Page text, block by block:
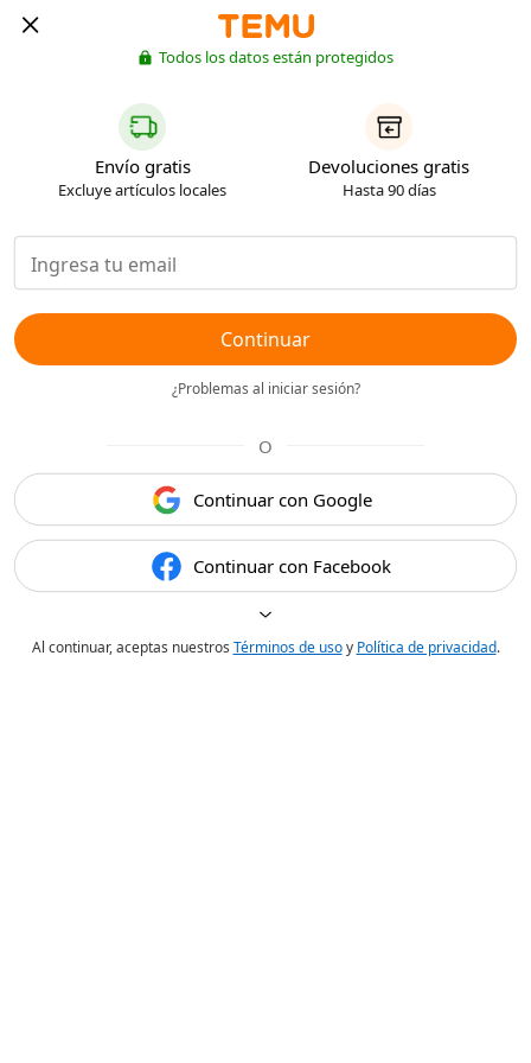
Todos los datos están protegidos
Envío gratis
Excluye artículos locales
Devoluciones gratis
Hasta 90 días
Continuar
¿Problemas al iniciar sesión?
O
Continuar con Google
Continuar con Facebook
Al continuar, aceptas nuestros Términos de usoy Política de privacidad.